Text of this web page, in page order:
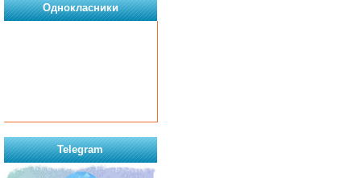
Однокласники
Telegram